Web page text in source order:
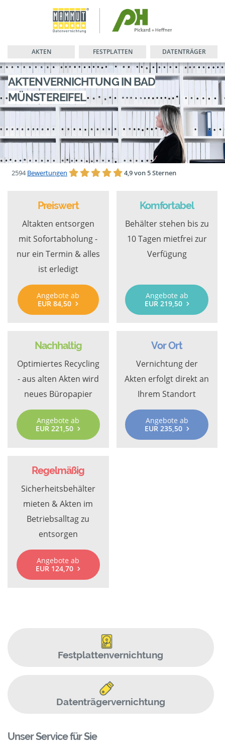
AKTEN FESTPLATTEN DATENTRÄGER
AKTENVERNICHTUNG IN BAD
MÜNSTEREIFEL
2594Bewertungen 4,9 von 5 Sternen
Preiswert
Altakten entsorgen
mit Sofortabholung -
nur ein Termin & alles
ist erledigt
Angebote ab
EUR 84,50
Komfortabel
Behälter stehen bis zu
10 Tagen mietfrei zur
Verfügung
Angebote ab
EUR 219,50
Nachhaltig
Optimiertes Recycling
- aus alten Akten wird
neues Büropapier
Angebote ab
EUR 221,50
Vor Ort
Vernichtung der
Akten erfolgt direkt an
Ihrem Standort
Angebote ab
EUR 235,50
Regelmäßig
Sicherheitsbehälter
mieten & Akten im
Betriebsalltag zu
entsorgen
Angebote ab
EUR 124,70
Festplattenvernichtung
Datenträgervernichtung
Unser Service für Sie